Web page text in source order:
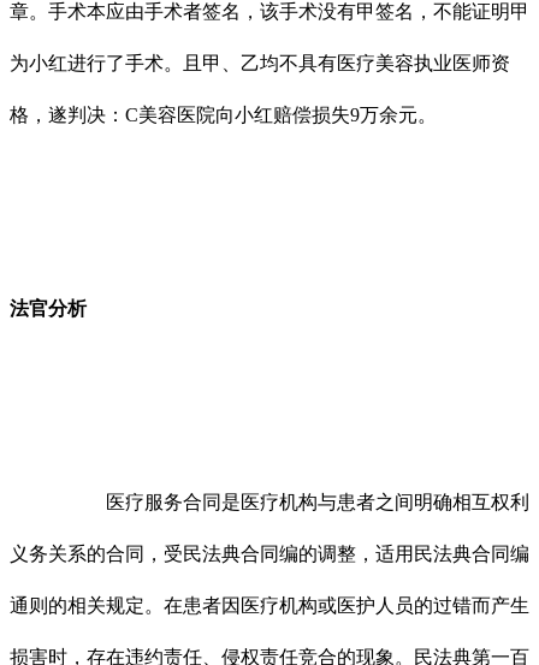
章。手术本应由手术者签名，该手术没有甲签名，不能证明甲
为小红进行了手术。且甲、乙均不具有医疗美容执业医师资
格，遂判决：C美容医院向小红赔偿损失9万余元。
法官分析
医疗服务合同是医疗机构与患者之间明确相互权利
义务关系的合同，受民法典合同编的调整，适用民法典合同编
通则的相关规定。在患者因医疗机构或医护人员的过错而产生
损害时，存在违约责任、侵权责任竞合的现象。民法典第一百